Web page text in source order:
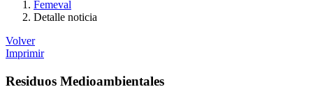
Femeval
Detalle noticia
Volver
Imprimir
Residuos Medioambientales